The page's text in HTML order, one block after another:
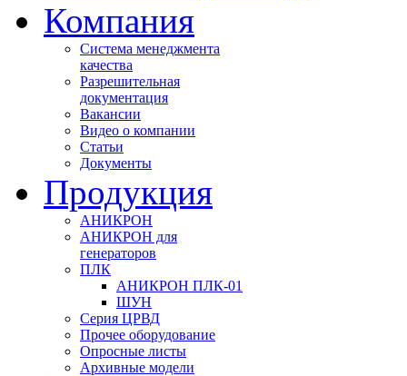
Компания
Система менеджмента
качества
Разрешительная
документация
Вакансии
Видео о компании
Статьи
Документы
Продукция
АНИКРОН
АНИКРОН для
генераторов
ПЛК
АНИКРОН ПЛК-01
ШУН
Серия ЦРВД
Прочее оборудование
Опросные листы
Архивные модели